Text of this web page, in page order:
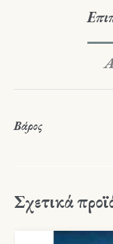
Βάρος
Σχετικά